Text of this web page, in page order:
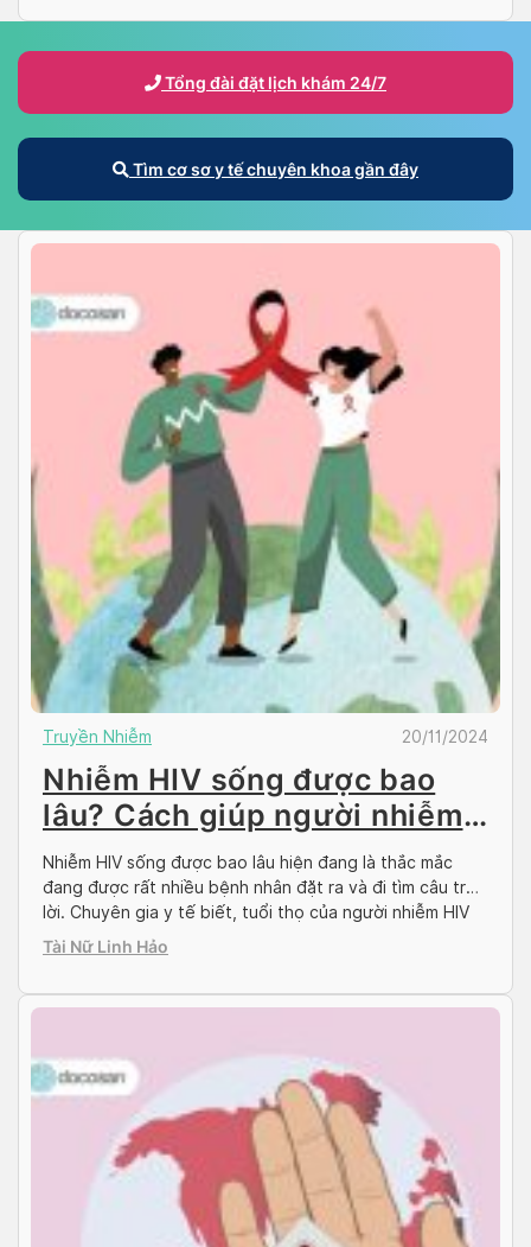
Tổng đài đặt lịch khám 24/7
Tìm cơ sơ y tế chuyên khoa gần đây
Truyền Nhiễm 20/11/2024
Nhiễm HIV sống được bao
lâu? Cách giúp người nhiễm
sống khỏe
Nhiễm HIV sống được bao lâu hiện đang là thắc mắc
đang được rất nhiều bệnh nhân đặt ra và đi tìm câu trả
lời. Chuyên gia y tế biết, tuổi thọ của người nhiễm HIV
tương tự như người âm tính với HIV nếu bệnh nhân được
Tài Nữ Linh Hảo